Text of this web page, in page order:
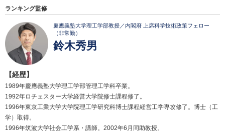
ランキング監修
慶應義塾大学理工学部教授／内閣府 上席科学技術政策フェロー
（非常勤）
鈴木秀男
【経歴】
1989年慶應義塾大学理工学部管理工学科卒業。
1992年ロチェスター大学経営大学院修士課程修了。
1996年東京工業大学大学院理工学研究科博士課程経営工学専攻修了。博士（工
学）取得。
1996年筑波大学社会工学系・講師。2002年6月同助教授。